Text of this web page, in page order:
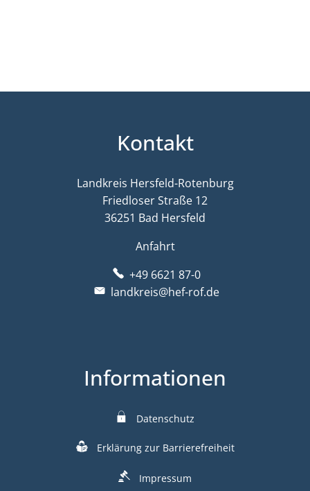
Kontakt
Landkreis Hersfeld-Rotenburg
Friedloser Straße 12
36251 Bad Hersfeld
Anfahrt
+49 6621 87-0
landkreis@hef-rof.de
Informationen
Datenschutz
Erklärung zur Barrierefreiheit
Impressum